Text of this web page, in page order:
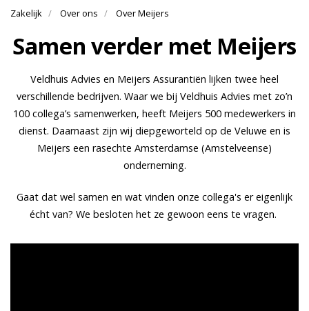
Zakelijk Over ons Over Meijers
Samen verder met Meijers
Veldhuis Advies en Meijers Assurantiën lijken twee heel
verschillende bedrijven. Waar we bij Veldhuis Advies met zo’n
100 collega’s samenwerken, heeft Meijers 500 medewerkers in
dienst. Daarnaast zijn wij diepgeworteld op de Veluwe en is
Meijers een rasechte Amsterdamse (Amstelveense)
onderneming.
Gaat dat wel samen en wat vinden onze collega's er eigenlijk
écht van? We besloten het ze gewoon eens te vragen.